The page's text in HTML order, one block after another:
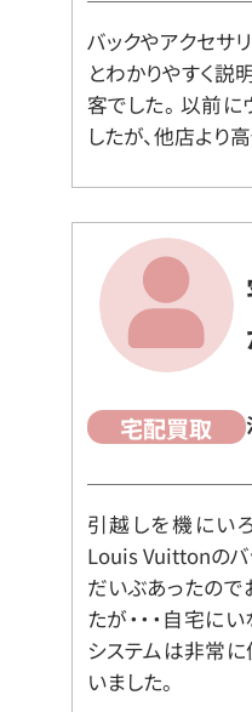
バックやアクセサ
とわかりやすく説
客でした。 以前
したが、他店より
宅配買取
引越しを機にい
Louis Vuittonのバ
だいぶあったので
たが・・・自宅に
システムは非常に
いました。